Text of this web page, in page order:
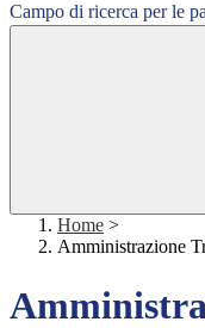
Campo di ricerca per le
Home >
Amministrazione